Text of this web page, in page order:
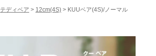
テディベア 12cm(4S) KUUベア(4S)/ノーマル